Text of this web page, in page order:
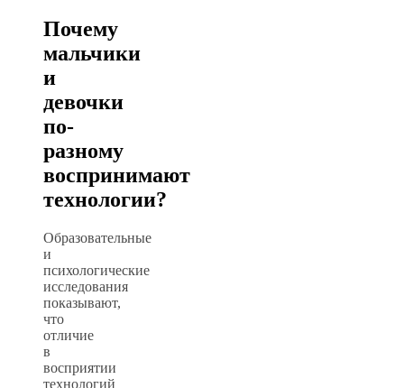
Почему
мальчики
и
девочки
по-
разному
воспринимают
технологии?
Образовательные
и
психологические
исследования
показывают,
что
отличие
в
восприятии
технологий